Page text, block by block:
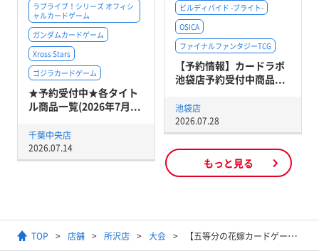
ビルディバイド -ブライト-
OSICA
ファイナルファンタジーTCG
【予約情報】カードラボ
池袋店予約受付中商品...
池袋店
2026.07.28
ラブライブ！シリーズ オフィシ
ャルカードゲーム
ガンダムカードゲーム
Xross Stars
ゴジラカードゲーム
★予約受付中★各タイト
ル商品一覧(2026年7月...
千葉中央店
2026.07.14
もっと見る
TOP 店舗 所沢店 大会 【五等分の花嫁カードゲーム】ショップ大会